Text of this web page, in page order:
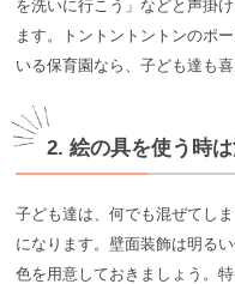
を洗いに行こう」などと声掛
ます。トントントントンのポ
いる保育園なら、子ども達も
2. 絵の具を使う時
子ども達は、何でも混ぜてし
になります。壁面装飾は明る
色を用意しておきましょう。